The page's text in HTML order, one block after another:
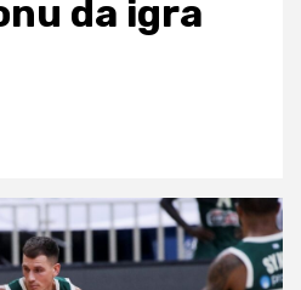
da igra